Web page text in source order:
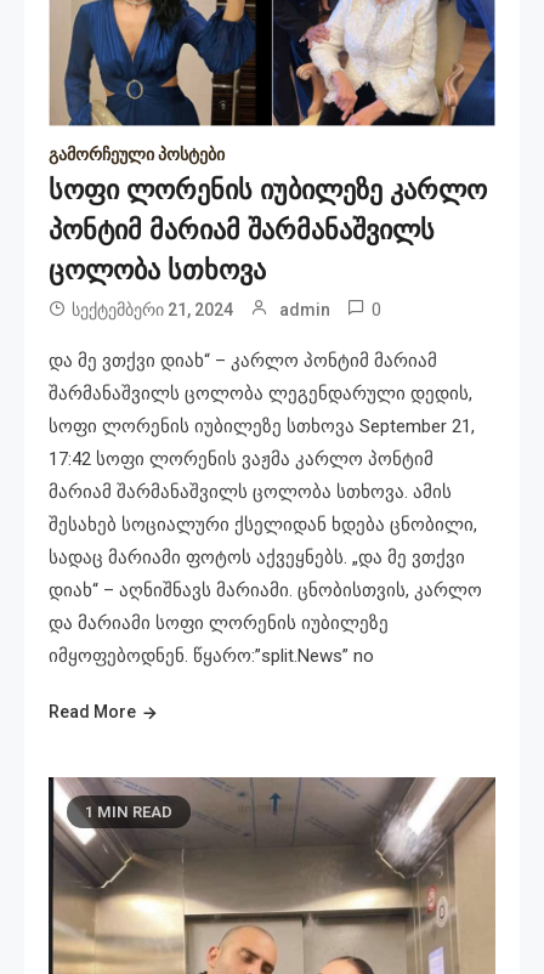
გამორჩეული პოსტები
სოფი ლორენის იუბილეზე კარლო
პონტიმ მარიამ შარმანაშვილს
ცოლობა სთხოვა
სექტემბერი 21, 2024 admin 0
და მე ვთქვი დიახ“ – კარლო პონტიმ მარიამ
შარმანაშვილს ცოლობა ლეგენდარული დედის,
სოფი ლორენის იუბილეზე სთხოვა September 21,
17:42 სოფი ლორენის ვაჟმა კარლო პონტიმ
მარიამ შარმანაშვილს ცოლობა სთხოვა. ამის
შესახებ სოციალური ქსელიდან ხდება ცნობილი,
სადაც მარიამი ფოტოს აქვეყნებს. „და მე ვთქვი
დიახ“ – აღნიშნავს მარიამი. ცნობისთვის, კარლო
და მარიამი სოფი ლორენის იუბილეზე
იმყოფებოდნენ. წყარო:”split.News” no
Read More
1 MIN READ